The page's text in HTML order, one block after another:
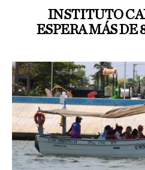
INSTITUTO
ESPERA MÁS DE